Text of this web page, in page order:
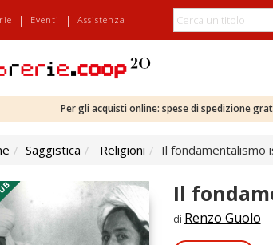
| Eventi | Assistenza
Per gli acquisti online: spese di spedizione
Saggistica Religioni Il fondamentalismo
Il
di Renzo Guolo